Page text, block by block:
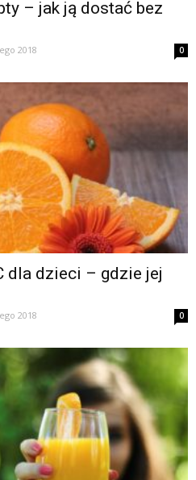
– jak ją dostać bez
2018 0
dla dzieci – gdzie jej
2018 0